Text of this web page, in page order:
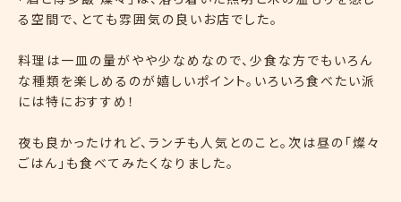
る空間で、とても雰囲気の良いお店でした。
料理は一皿の量がやや少なめなので、少食な方でもいろん
な種類を楽しめるのが嬉しいポイント。いろいろ食べたい派
には特におすすめ！
夜も良かったけれど、ランチも人気とのこと。次は昼の「燦々
ごはん」も食べてみたくなりました。